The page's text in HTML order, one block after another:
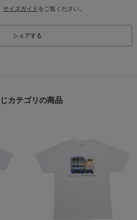
サイズガイドをご覧ください。
シェアする
カテゴリの商品